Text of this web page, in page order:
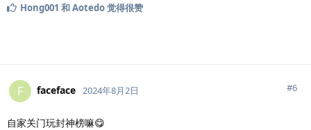
Hong001 和Aotedo觉得很赞
F faceface 2024年8月2日 #6
自家关门玩封神榜嘛😋